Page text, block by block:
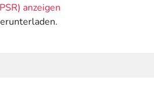
anzeigen